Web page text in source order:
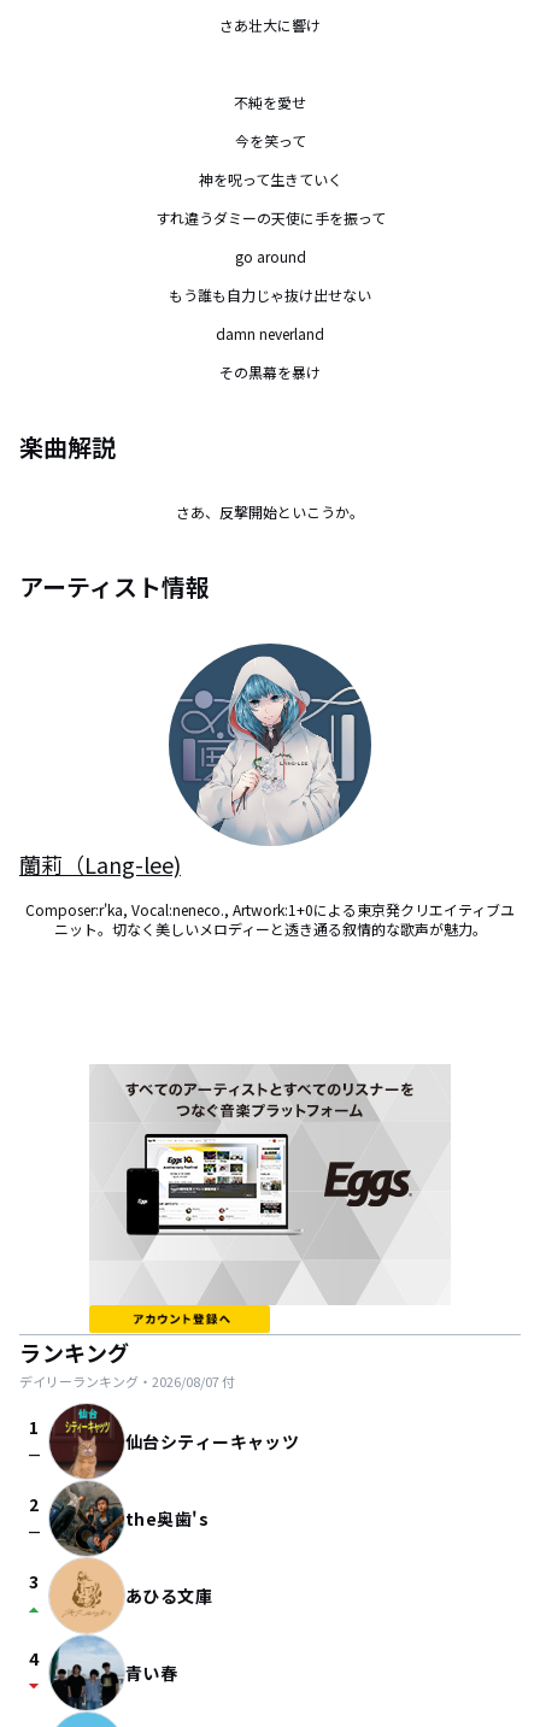
さあ壮大に響け
不純を愛せ
今を笑って
神を呪って生きていく
すれ違うダミーの天使に手を振って
go around
もう誰も自力じゃ抜け出せない
damn neverland
その黒幕を暴け
楽曲解説
さあ、反撃開始といこうか。
アーティスト情報
蘭莉（Lang-lee)
Composer:r'ka, Vocal:neneco., Artwork:1+0による東京発クリエイティブユ
ニット。切なく美しいメロディーと透き通る叙情的な歌声が魅力。
ランキング
デイリーランキング・ 2026/08/07付
1
check_indeterminate_small 仙台シティーキャッツ
2
check_indeterminate_small the奥歯's
3
arrow_drop_up あひる文庫
4
arrow_drop_down 青い春